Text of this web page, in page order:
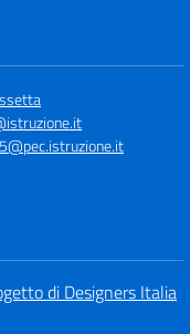
di Designers Italia